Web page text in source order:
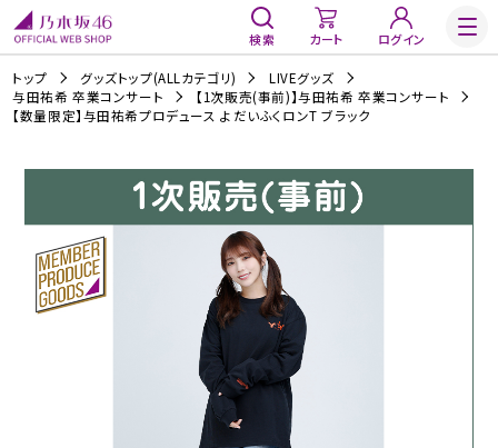
検索 カート ログイン
トップ グッズトップ(ALLカテゴリ)
LIVEグッズ
与田祐希 卒業コンサート
【1次販売(事前)】与田祐希 卒業コンサート
【数量限定】与田祐希プロデュース よだいふくロンT ブラック